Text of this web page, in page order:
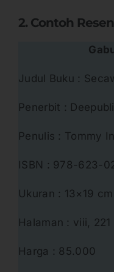
2. Contoh
Judul Buku :
Penerbit :
Penulis : Tommy
ISBN : 978-623-
Ukuran : 13×19 cm
Halaman : viii, 221
Harga : 85.000